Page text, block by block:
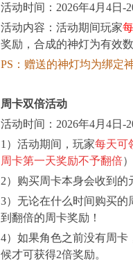
活动时间： 2026年4月 4日-
活动内容：活动期间玩家
奖励，合成的神灯为有效
PS：赠送的神灯均为绑定
周卡双倍活动
活动时间： 2026年4月 4日-
1）活动期间，玩家每天可
周卡第一天奖励不予翻倍
2）购买周卡本身会收到的
3）无论在什么时间购买
到翻倍的周卡奖励！
4）如果角色之前没有周
候才可获得2倍奖励。